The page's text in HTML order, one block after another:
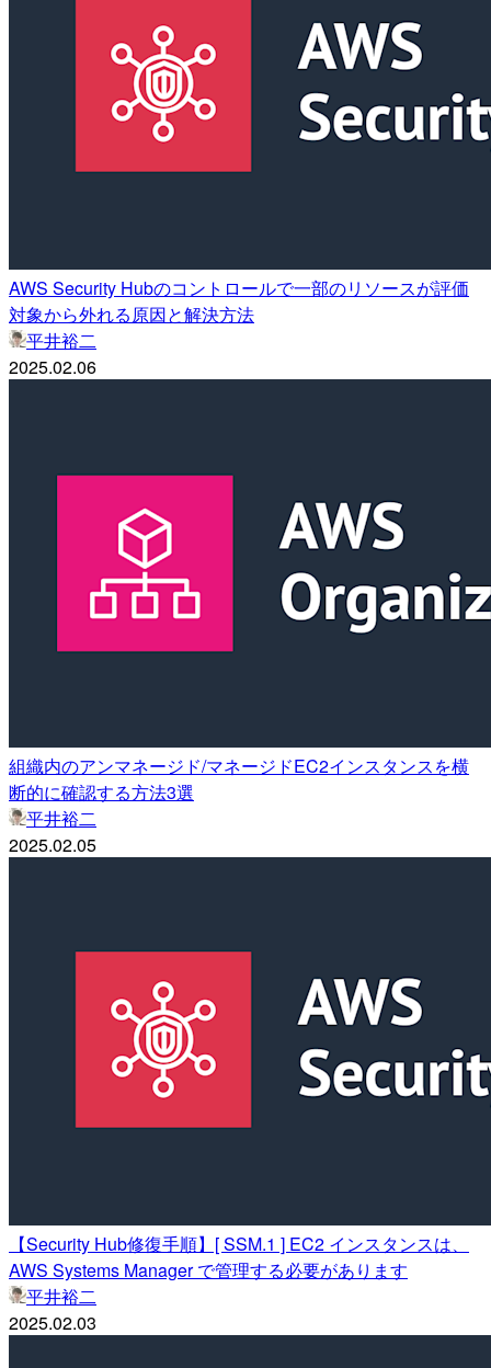
AWS Security Hubのコントロールで一部のリソースが評価
対象から外れる原因と解決方法
平井裕二
2025.02.06
組織内のアンマネージド/マネージドEC2インスタンスを横
断的に確認する方法3選
平井裕二
2025.02.05
【Security Hub修復手順】[ SSM.1 ] EC2 インスタンスは、
AWS Systems Manager で管理する必要があります
平井裕二
2025.02.03